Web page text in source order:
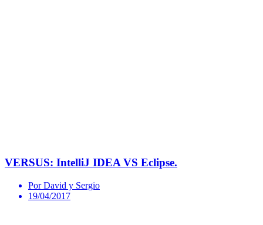
VERSUS: IntelliJ IDEA VS Eclipse.
Por David y Sergio
19/04/2017